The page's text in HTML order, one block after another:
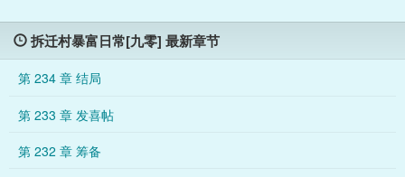
好日子美滋滋啊！工作不好找？哦莫~不用找啦！渣男痛哭流涕
求原谅？滚滚滚！城里的亲爹想回来分羹？做梦！每天拖鞋哒哒
地从村头走到村尾，哟哟哟，村里这么多新鲜事呢？……
拆迁村暴富日常[九零] 最新章节
第 234 章 结局
第 233 章 发喜帖
第 232 章 筹备